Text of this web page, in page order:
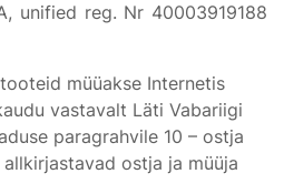
unified reg. Nr 40003919188
müüakse Internetis
vastavalt Läti Vabariigi
paragrahvile 10 – ostja
ostja ja müüja